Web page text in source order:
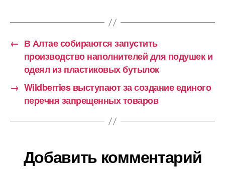
← В Алтае собираются запустить
производство наполнителей для подушек и
одеял из пластиковых бутылок
→ Wildberries выступают за создание единого
перечня запрещенных товаров
Добавить комментарий